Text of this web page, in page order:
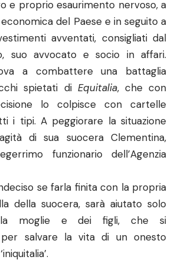
e proprio esaurimento nervoso, a
del Paese e in seguito a
avventati, consigliati dal
suo avvocato e socio in affari.
a combattere una battaglia
spietati di Equitalia, che con
lo colpisce con cartelle
i tipi. A peggiorare la situazione
di sua suocera Clementina,
funzionario dell’Agenzia
se farla finita con la propria
della suocera, sarà aiutato solo
moglie e dei figli, che si
per salvare la vita di un onesto